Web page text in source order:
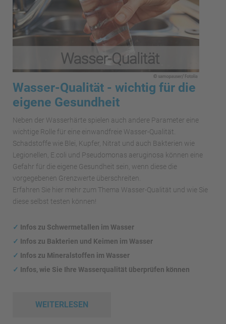
Wasser-Qualität - wichtig für die
eigene Gesundheit
Neben der Wasserhärte spielen auch andere Parameter eine
wichtige Rolle für eine einwandfreie Wasser-Qualität.
Schadstoffe wie Blei, Kupfer, Nitrat und auch Bakterien wie
Legionellen, E.coli und Pseudomonas aeruginosa können eine
Gefahr für die eigene Gesundheit sein, wenn diese die
vorgegebenen Grenzwerte überschreiten.
Erfahren Sie hier mehr zum Thema Wasser-Qualität und wie Sie
diese selbst testen können!
✓ Infos zu Schwermetallen im Wasser
✓ Infos zu Bakterien und Keimen im Wasser
✓ Infos zu Mineralstoffen im Wasser
✓ Infos, wie Sie Ihre Wasserqualität überprüfen können
WEITERLESEN